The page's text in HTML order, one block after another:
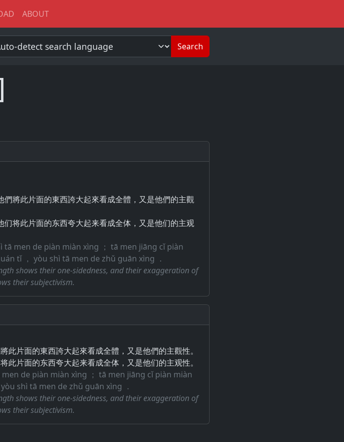
ABOUT
Search
將此片面的東西誇大起來看成全體，又是他們的主觀
将此片面的东西夸大起来看成全体，又是他们的主观
men de piàn miàn xìng ； tā men jiāng cǐ piàn
tǐ ， yòu shì tā men de zhǔ guān xìng ．
shows their one-sidedness, and their exaggeration of
their subjectivism.
片面的東西誇大起來看成全體，又是他們的主觀性。
片面的东西夸大起来看成全体，又是他们的主观性。
de piàn miàn xìng ； tā men jiāng cǐ piàn miàn
shì tā men de zhǔ guān xìng ．
shows their one-sidedness, and their exaggeration of
their subjectivism.